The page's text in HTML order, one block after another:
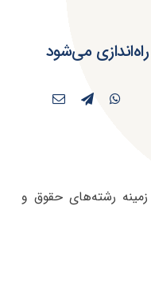
می‌شود
رشته‌های حقوق و